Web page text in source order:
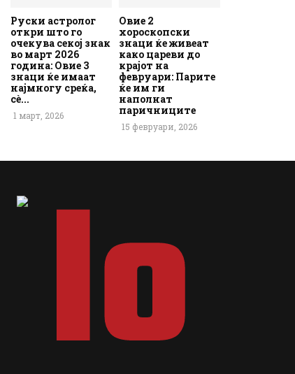
Руски астролог
откри што го
очекува секој знак
во март 2026
година: Овие 3
знаци ќе имаат
најмногу среќа,
сè...
1 март, 2026
Овие 2
хороскопски
знаци ќе живеат
како цареви до
крајот на
февруари: Парите
ќе им ги
наполнат
паричниците
15 февруари, 2026